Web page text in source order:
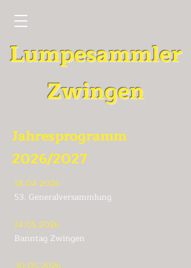
Lumpesammler
Zwingen
Jahresprogramm
2026/2027
18.04.2026
53. Generalversammlung
14.05.2026
Banntag Zwingen